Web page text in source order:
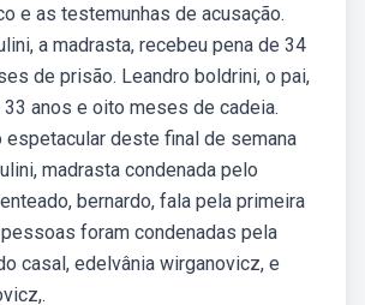
e as testemunhas de acusação.
a madrasta, recebeu pena de 34
de prisão. Leandro boldrini, o pai,
anos e oito meses de cadeia.
espetacular deste final de semana
madrasta condenada pelo
bernardo, fala pela primeira
foram condenadas pela
casal, edelvânia wirganovicz, e